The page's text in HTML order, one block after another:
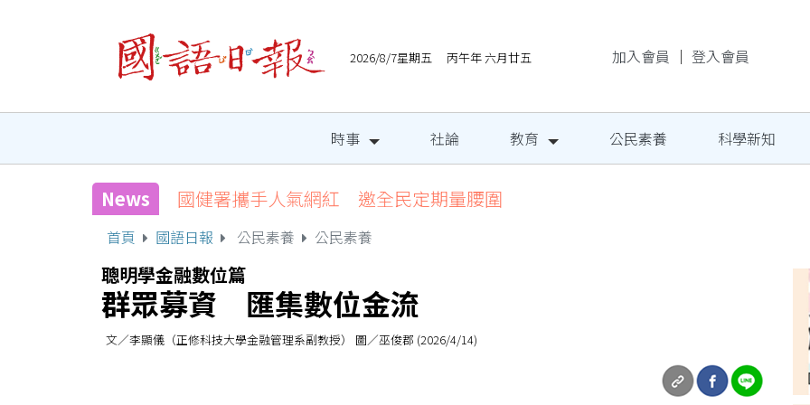
2026/8/7星期五 丙午年 六月廿五 加入會員 ｜ 登入會員
時事 社論 教育 公民素養 科學新知
News 國健署攜手人氣網紅 邀全民定期量腰圍
首頁 國語日報 公民素養 公民素養
聰明學金融數位篇
群眾募資 匯集數位金流
文／李顯儀（正修科技大學金融管理系副教授） 圖／巫俊郡 (2026/4/14)